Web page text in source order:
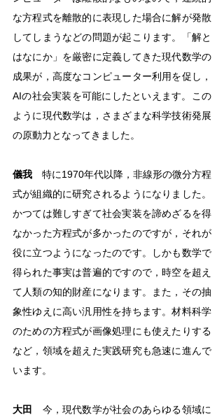
な方程式を離散的に表現した場合に解が発散
してしまうなどの問題が起こります。「解と
はなにか」を厳密に定義してきた現代数学の
成果が，高度なコンピューター利用を促し，
AIの社会実装を可能にしたといえます。この
ように現代数学は，さまざまな科学技術発展
の原動力となってきました。
儀我 特に1970年代以降，非線形の微分方程
式が組織的に研究されるようになりました。
かつては難しすぎて社会実装を諦めざるを得
なかった方程式が多かったのですが，それが
役に立つようになったのです。しかも数学で
得られた事実は普遍的ですので，時空を超え
て人類の知的財産になります。また，その抽
象性ゆえに高い汎用性を持ちます。材料科学
のための方程式が画像処理にも使えたりする
など，領域を超えた実践研究も急速に進んで
います。
大田 今，現代数学が社会のあらゆる領域に